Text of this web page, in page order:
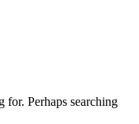
for. Perhaps searching